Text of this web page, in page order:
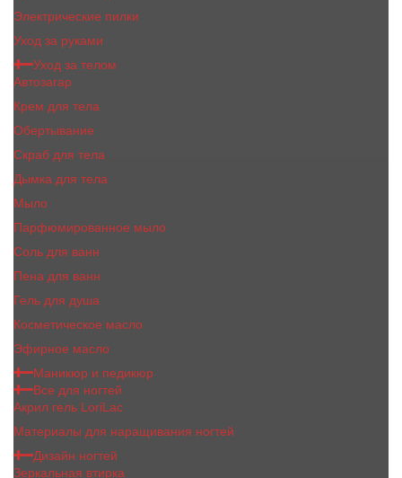
Электрические пилки
Уход за руками
Уход за телом
Автозагар
Крем для тела
Обертывание
Скраб для тела
Дымка для тела
Мыло
Парфюмированное мыло
Соль для ванн
Пена для ванн
Гель для душа
Косметическое масло
Эфирное масло
Маникюр и педикюр
Все для ногтей
Акрил гель LoriLac
Материалы для наращивания ногтей
Дизайн ногтей
Зеркальная втирка